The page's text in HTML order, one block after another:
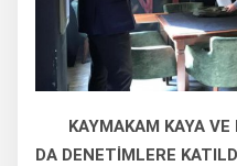
KAYMAKAM KAYA
DA DENETİMLERE